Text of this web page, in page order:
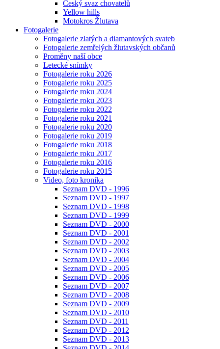
Český svaz chovatelů
Yellow hills
Motokros Žlutava
Fotogalerie
Fotogalerie zlatých a diamantových svateb
Fotogalerie zemřelých žlutavských občanů
Proměny naší obce
Letecké snímky
Fotogalerie roku 2026
Fotogalerie roku 2025
Fotogalerie roku 2024
Fotogalerie roku 2023
Fotogalerie roku 2022
Fotogalerie roku 2021
Fotogalerie roku 2020
Fotogalerie roku 2019
Fotogalerie roku 2018
Fotogalerie roku 2017
Fotogalerie roku 2016
Fotogalerie roku 2015
Video, foto kronika
Seznam DVD - 1996
Seznam DVD - 1997
Seznam DVD - 1998
Seznam DVD - 1999
Seznam DVD - 2000
Seznam DVD - 2001
Seznam DVD - 2002
Seznam DVD - 2003
Seznam DVD - 2004
Seznam DVD - 2005
Seznam DVD - 2006
Seznam DVD - 2007
Seznam DVD - 2008
Seznam DVD - 2009
Seznam DVD - 2010
Seznam DVD - 2011
Seznam DVD - 2012
Seznam DVD - 2013